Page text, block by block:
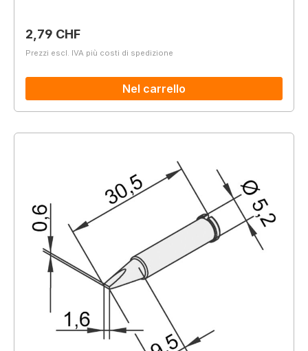
Prezzo normale:
2,79 CHF
Prezzi escl. IVA più costi di spedizione
Nel carrello